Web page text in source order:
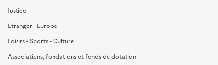
Justice
Étranger - Europe
Loisirs - Sports - Culture
Associations, fondations et fonds de dotation